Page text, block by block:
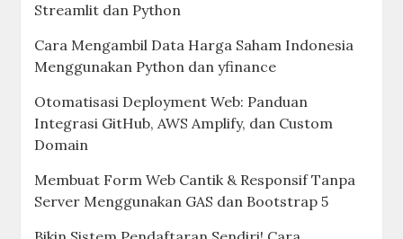
Streamlit dan Python
Cara Mengambil Data Harga Saham Indonesia
Menggunakan Python dan yfinance
Otomatisasi Deployment Web: Panduan
Integrasi GitHub, AWS Amplify, dan Custom
Domain
Membuat Form Web Cantik & Responsif Tanpa
Server Menggunakan GAS dan Bootstrap 5